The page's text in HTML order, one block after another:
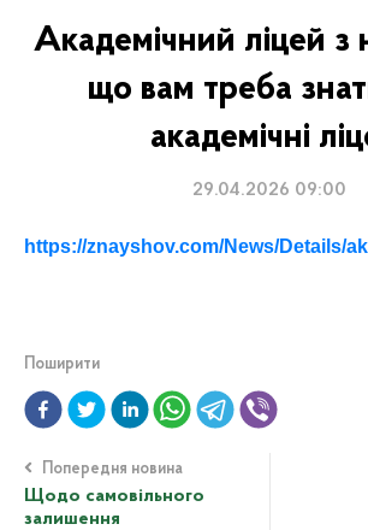
Академічний ліцей з
що вам треба
академічні
29.04.2026 09:00
https://znayshov.com/News/Details/
Поширити
Попередня новина
Щодо самовільного
залишення